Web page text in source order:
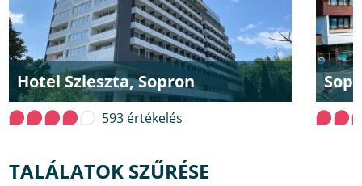
Hotel Szieszta, Sopron
593 értékelés
TALÁLATOK SZŰRÉSE